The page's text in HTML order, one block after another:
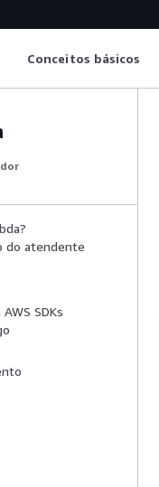
Conceitos básicos
do atendente
SDKs